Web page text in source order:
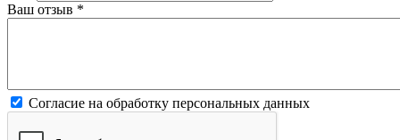
Ваш отзыв *
Согласие на обработку персональных данных